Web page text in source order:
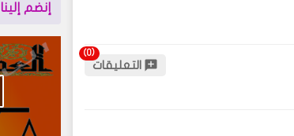
التعليقات
إنضم إلينا